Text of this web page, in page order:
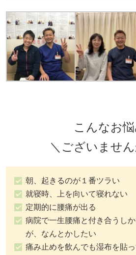
こんなお
＼ございませ
朝、起きるのが１番ツラい
就寝時、上を向いて寝れない
定期的に腰痛が出る
病院で一生腰痛と付き合うし
が、なんとかしたい
痛み止めを飲んでも湿布を貼